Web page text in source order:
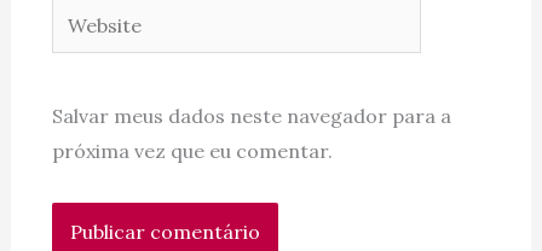
Website
Salvar meus dados neste navegador para a
próxima vez que eu comentar.